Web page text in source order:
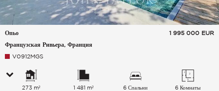
Опьо
Французская Ривьера, Франция
1 995 000 EUR
V0912MGS
273 m² 1 481 m² 6 Спальни 6 Комнаты